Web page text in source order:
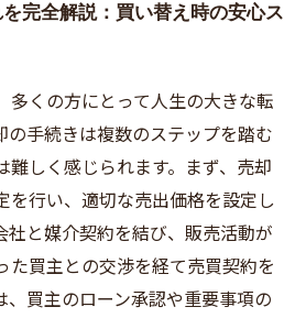
完全解説：買い替え時の安心ス
多くの方にとって人生の大きな転
の手続きは複数のステップを踏む
難しく感じられます。まず、売却
を行い、適切な売出価格を設定し
社と媒介契約を結び、販売活動が
た買主との交渉を経て売買契約を
、買主のローン承認や重要事項の